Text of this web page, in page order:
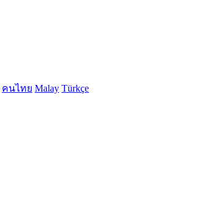
คนไทย Malay Türkçe